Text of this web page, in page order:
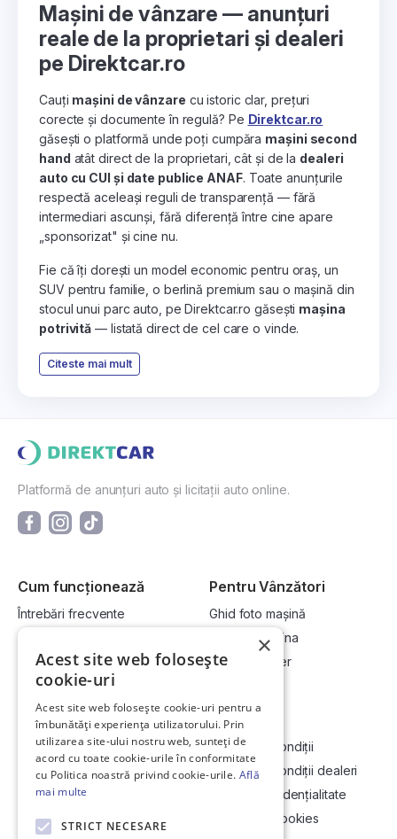
Mașini de vânzare — anunțuri
reale de la proprietari și dealeri
pe Direktcar.ro
Cauți mașini de vânzare cu istoric clar, prețuri
corecte și documente în regulă? Pe Direktcar.ro
găsești o platformă unde poți cumpăra mașini second
hand atât direct de la proprietari, cât și de la dealeri
auto cu CUI și date publice ANAF. Toate anunțurile
respectă aceleași reguli de transparență — fără
intermediari ascunși, fără diferență între cine apare
„sponsorizat" și cine nu.
Fie că îți dorești un model economic pentru oraș, un
SUV pentru familie, o berlină premium sau o mașină din
stocul unui parc auto, pe Direktcar.ro găsești mașina
potrivită — listată direct de cel care o vinde.
Citeste mai mult
Platformă de anunțuri auto și licitații auto online.
Cum funcționează
Întrebări frecvente
Cum vând la licitație?
Pentru Vânzători
Ghid foto mașină
Vinde-ți mașina
Devino dealer
Link-uri utile
Informații utile vizionare
Contact
Soluționarea Online a litigiilor
ANCP
Compania
Termeni și condiții
Termeni și condiții dealeri
Politică confidențialitate
Politica de cookies
×
Acest site web folosește
cookie-uri
Acest site web folosește cookie-uri pentru a
îmbunătăți experiența utilizatorului. Prin
utilizarea site-ului nostru web, sunteți de
acord cu toate cookie-urile în conformitate
cu Politica noastră privind cookie-urile. Află
mai multe
STRICT NECESARE